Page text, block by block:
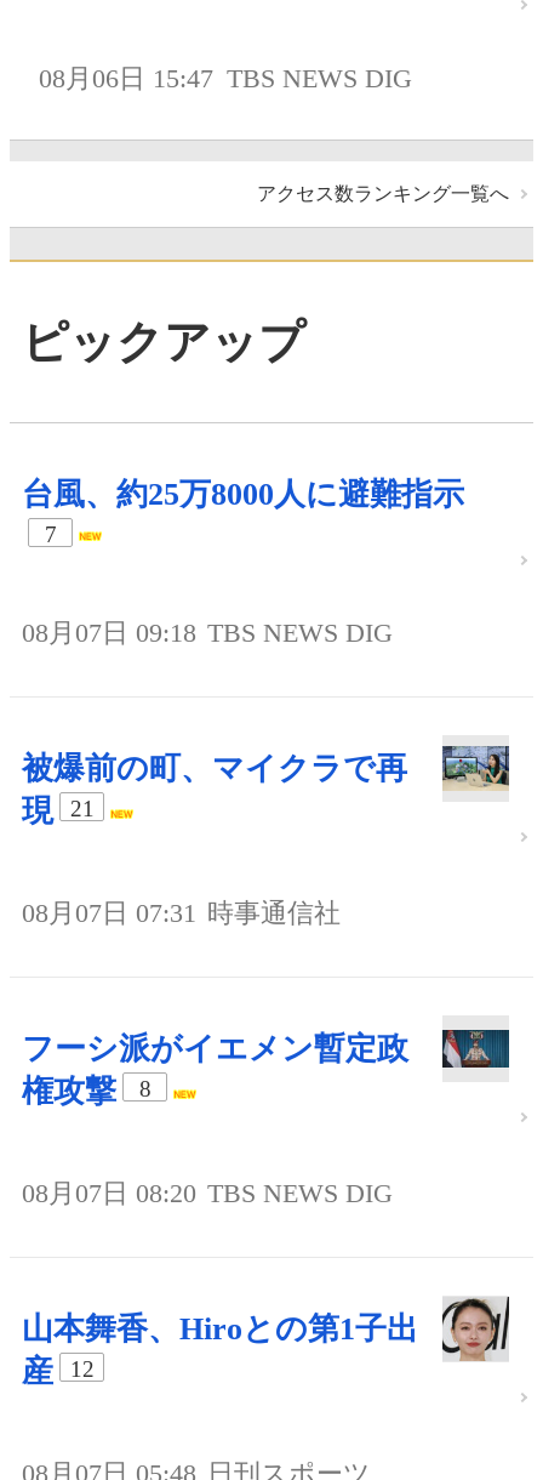
08月06日 15:47 TBS NEWS DIG
アクセス数ランキング一覧へ
ピックアップ
台風、約25万8000人に避難指示
7
08月07日 09:18 TBS NEWS DIG
被爆前の町、マイクラで再
現
21
08月07日 07:31 時事通信社
フーシ派がイエメン暫定政
権攻撃
8
08月07日 08:20 TBS NEWS DIG
山本舞香、Hiroとの第1子出
産
12
08月07日 05:48 日刊スポーツ